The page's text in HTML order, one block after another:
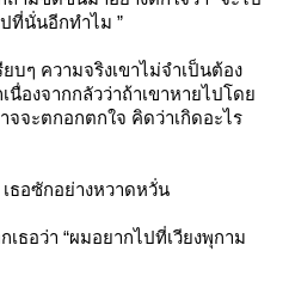
ปที่นั่นอีกทำไม ”
บๆ ความจริงเขาไม่จำเป็นต้อง
นื่องจากกลัวว่าถ้าเขาหายไปโด
จจะตกอกตกใจ คิดว่าเกิดอะไร
เธอซักอย่างหวาดหวั่น
เธอว่า “ผมอยากไปที่เวียงพุกาม